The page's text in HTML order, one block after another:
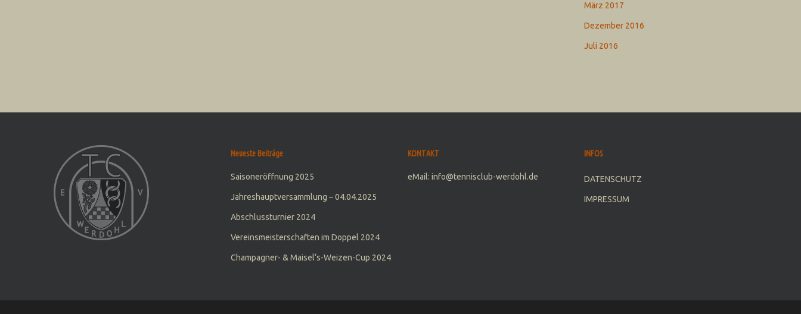
März 2017
Dezember 2016
Juli 2016
Neueste Beiträge
Saisoneröffnung 2025
Jahreshauptversammlung – 04.04.2025
Abschlussturnier 2024
Vereinsmeisterschaften im Doppel 2024
Champagner- & Maisel‘s-Weizen-Cup 2024
KONTAKT
eMail: info@tennisclub-werdohl.de
INFOS
DATENSCHUTZ
IMPRESSUM